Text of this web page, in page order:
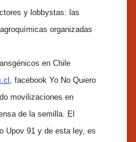
y lobbystas: las
organizadas
en Chile
, facebook Yo No Quiero
movilizaciones en
de la semilla. El
Upov 91 y de esta ley, es